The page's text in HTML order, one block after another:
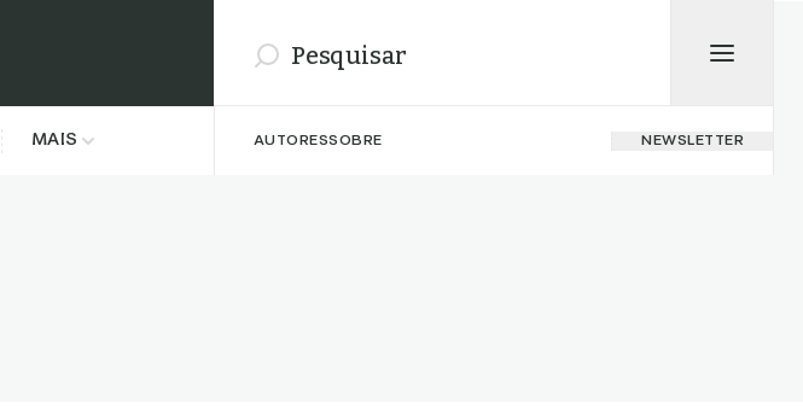
MAIS AUTORESSOBRE NEWSLETTER